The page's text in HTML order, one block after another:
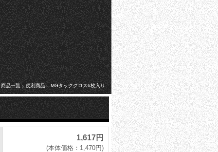
商品一覧 便利商品 MGタッククロス6枚入り
1,617円
(本体価格：1,470円)